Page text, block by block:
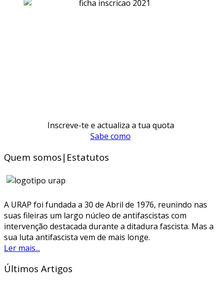
Inscreve-te e actualiza a tua quota
Sabe como
Quem somos|Estatutos
A URAP foi fundada a 30 de Abril de 1976, reunindo nas
suas fileiras um largo núcleo de antifascistas com
intervenção destacada durante a ditadura fascista. Mas a
sua luta antifascista vem de mais longe.
Ler mais...
Últimos Artigos